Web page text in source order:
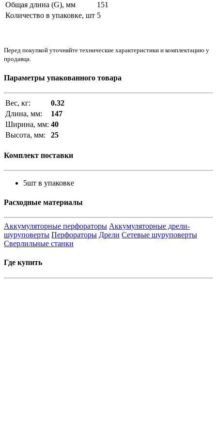
Общая длина (G), мм
151
Количество в упаковке, шт 5
Перед покупкой уточняйте технические характеристики и комплектацию у
продавца.
Параметры упакованного товара
Вес, кг:
0.32
Длина, мм:
147
Ширина, мм: 40
Высота, мм:
25
Комплект поставки
5шт в упаковке
Расходные материалы
Аккумуляторные перфораторы Аккумуляторные дрели-
шуруповерты Перфораторы Дрели Сетевые шуруповерты
Сверлильные станки
Где купить